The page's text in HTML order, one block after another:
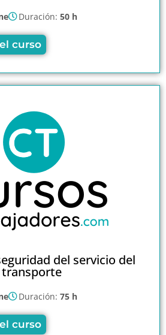
Duración: 50 h
curso
del servicio del
transporte
Duración: 75 h
curso